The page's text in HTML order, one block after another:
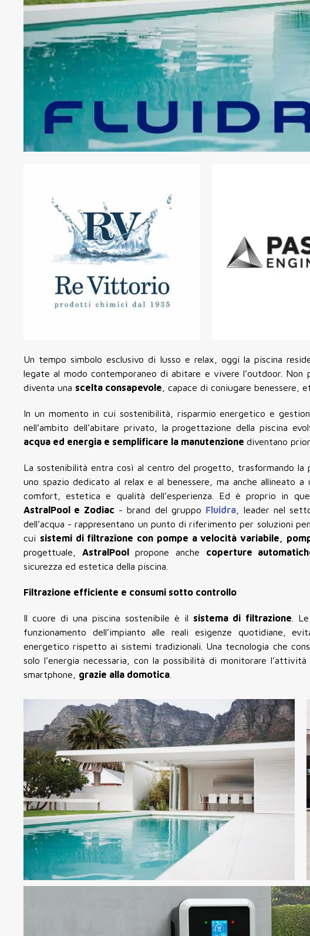
Un tempo simbolo esclusivo di lusso e relax, oggi la piscina
legate al modo contemporaneo di abitare e vivere l’outdoor.
diventa una scelta consapevole , capace di coniugare benessere,
In un momento in cui sostenibilità, risparmio energetico e
nell’ambito dell’abitare privato, la progettazione della piscina
acqua ed energia e semplificare la manutenzione diventano
La sostenibilità entra così al centro del progetto, trasformando la
uno spazio dedicato al relax e al benessere, ma anche allineato
comfort, estetica e qualità dell’esperienza. Ed è proprio in
AstralPool e Zodiac - brand del gruppo Fluidra , leader nel
dell’acqua - rappresentano un punto di riferimento per soluzioni
cui sistemi di filtrazione con pompe a velocità variabile,
progettuale, AstralPoolpropone anche coperture
sicurezza ed estetica della piscina.
Filtrazione efficiente e consumi sotto controllo
Il cuore di una piscina sostenibile è il sistema di filtrazione .
funzionamento dell’impianto alle reali esigenze quotidiane,
energetico rispetto ai sistemi tradizionali. Una tecnologia che
solo l’energia necessaria, con la possibilità di monitorare
smartphone, grazie alla domotica